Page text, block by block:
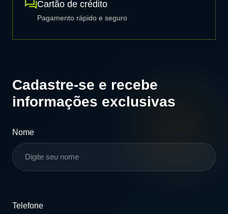
Cartão de crédito
Pagamento rápido e seguro
Cadastre-se e recebe
informações exclusivas
Nome
Telefone